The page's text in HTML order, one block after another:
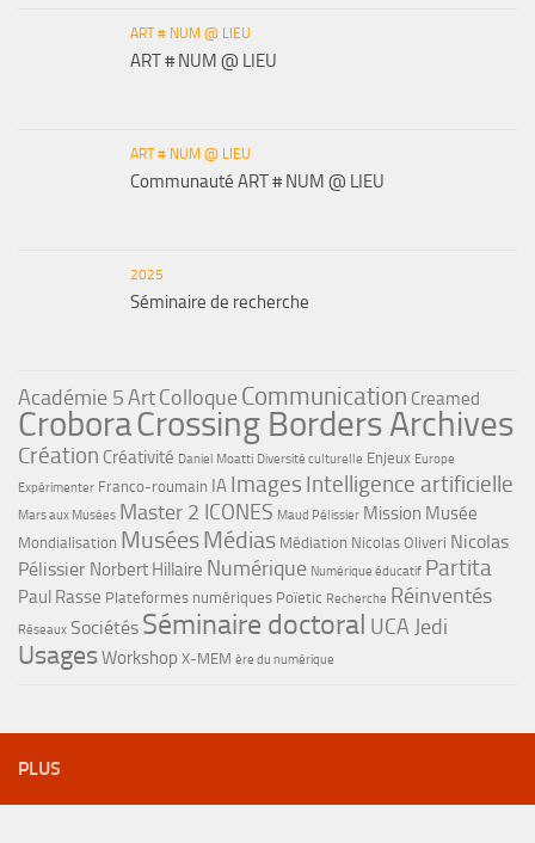
ART # NUM @ LIEU
ART # NUM @ LIEU
ART # NUM @ LIEU
Communauté ART # NUM @ LIEU
2025
Séminaire de recherche
Académie 5ArtColloqueCommunication Creamed
CroboraCrossing Borders Archives
Création Créativité Daniel Moatti Diversité culturelle Enjeux Europe
Expérimenter Franco-roumain IA Images Intelligence artificielle
Mars aux Musées Master 2 ICONES Maud Pélissier Mission Musée
Mondialisation MuséesMédias Médiation Nicolas Oliveri Nicolas
Pélissier Norbert Hillaire Numérique Numérique éducatif Partita
Paul Rasse Plateformes numériques Poïetic Recherche Réinventés
Réseaux Sociétés Séminaire doctoral UCA Jedi
UsagesWorkshop X-MEM ère du numérique
PLUS